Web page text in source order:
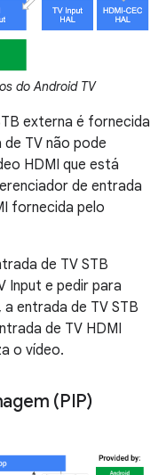
do Android TV
externa é fornecida
TV não pode
HDMI que está
de entrada
fornecida pelo
de TV STB
Input e pedir para
entrada de TV STB
de TV HDMI
o vídeo.
(PIP)